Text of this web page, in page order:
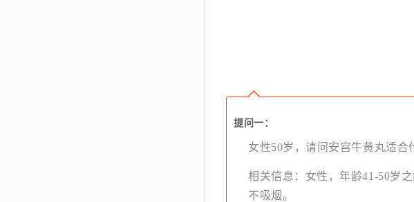
提问一：
女性50岁，请问安宫牛黄丸适合
相关信息：女性，年龄41-50岁
不吸烟。